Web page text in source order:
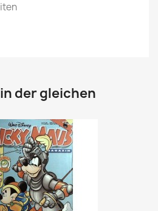
der gleichen